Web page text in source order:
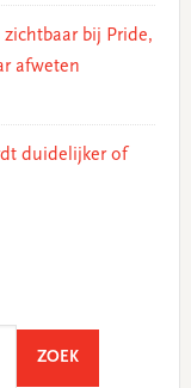
zichtbaar bij Pride,
afweten
duidelijker of
ZOEKSEARCH